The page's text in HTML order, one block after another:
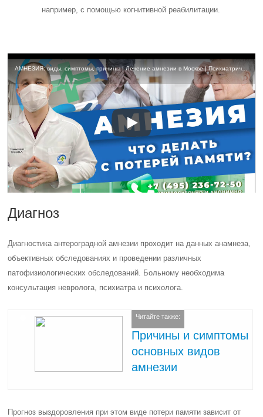
например, с помощью когнитивной реабилитации.
Диагноз
Диагностика антероградной амнезии проходит на данных анамнеза,
объективных обследованиях и проведении различных
патофизиологических обследований. Больному необходима
консультация невролога, психиатра и психолога.
Читайте также:
Причины и симптомы
основных видов
амнезии
Прогноз выздоровления при этом виде потери памяти зависит от